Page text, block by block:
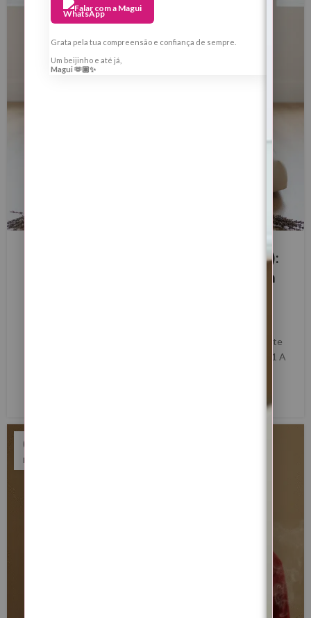
Ritual da Lua Minguante (11/01/2026):
corta ligações, fecha ciclos e entra em
Lua Minguante de 11 de Janeiro de 2026 — Ritual de Corte
Energético, Fecho de Ciclos e Reposicionamento no Ano 1 A
06
NOV
Falar com a Magui
Grata pela tua compreensão e confiança de sempre.
Um beijinho e até já,
Magui 🫶🏼✨